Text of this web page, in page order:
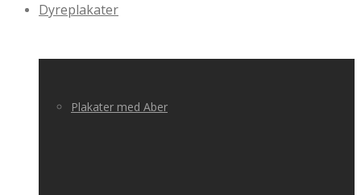
Dyreplakater
Plakater med Aber